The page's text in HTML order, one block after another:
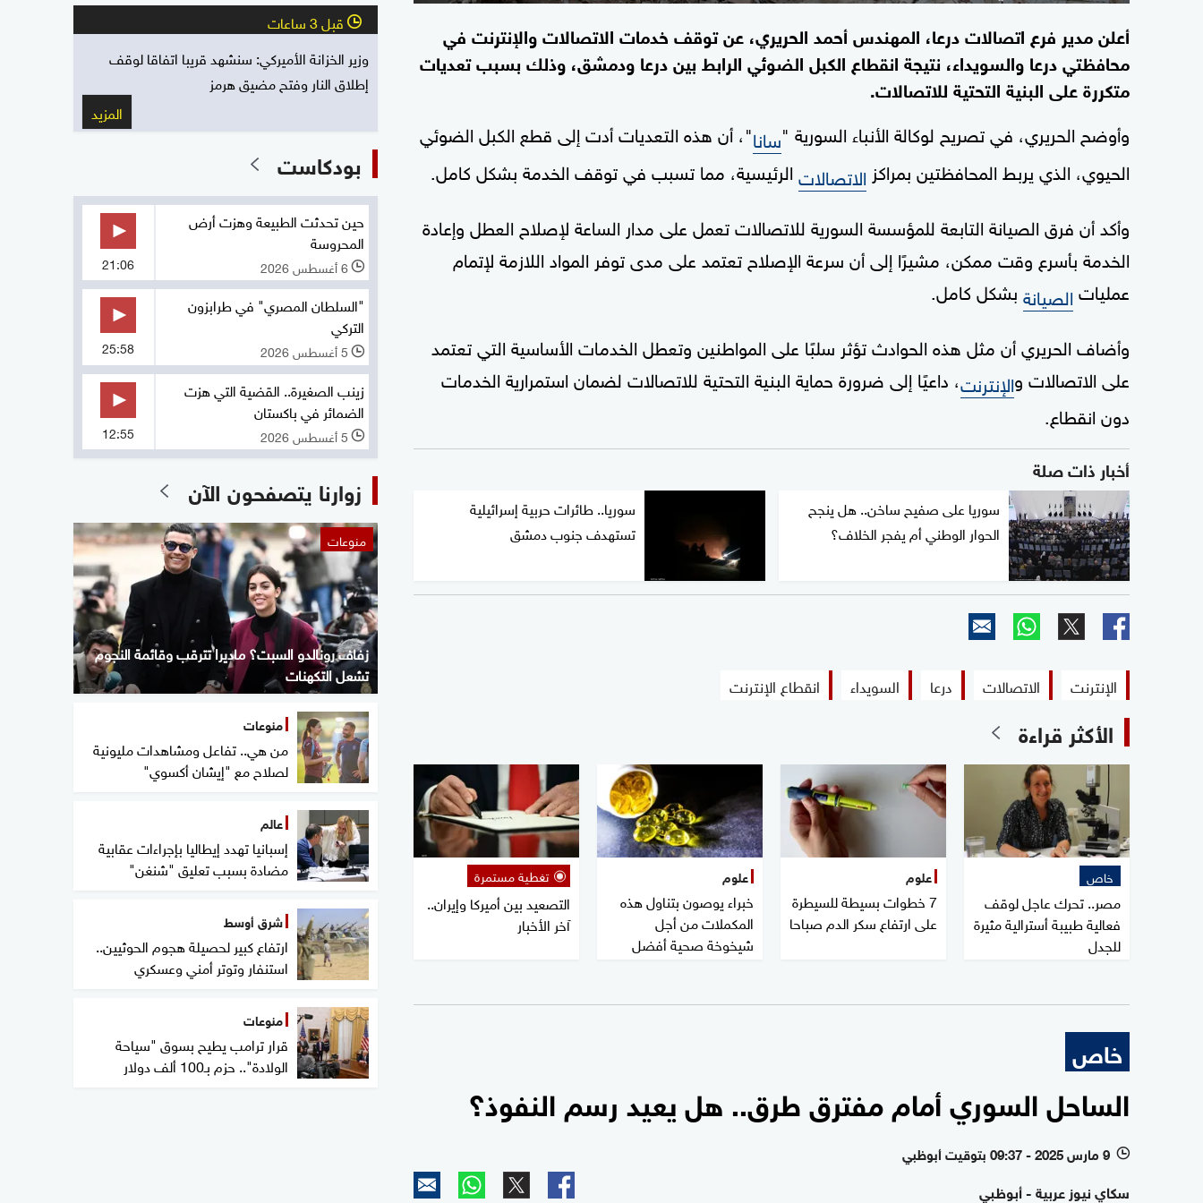
أعلن مدير فرع اتصالات درعا، المهندس أحمد الحريري، عن توقف خدمات الاتصالات والإنترنت في
محافظتي درعا والسويداء، نتيجة انقطاع الكبل الضوئي الرابط بين درعا ودمشق، وذلك بسبب تعديات
متكررة على البنية التحتية للاتصالات.
وأوضح الحريري، في تصريح لوكالة الأنباء السورية "سانا"، أن هذه التعديات أدت إلى قطع الكبل الضوئي
الحيوي، الذي يربط المحافظتين بمراكز الاتصالات الرئيسية، مما تسبب في توقف الخدمة بشكل كامل.
وأكد أن فرق الصيانة التابعة للمؤسسة السورية للاتصالات تعمل على مدار الساعة لإصلاح العطل وإعادة
الخدمة بأسرع وقت ممكن، مشيرًا إلى أن سرعة الإصلاح تعتمد على مدى توفر المواد اللازمة لإتمام
عمليات الصيانة بشكل كامل.
وأضاف الحريري أن مثل هذه الحوادث تؤثر سلبًا على المواطنين وتعطل الخدمات الأساسية التي تعتمد
على الاتصالات والإنترنت، داعيًا إلى ضرورة حماية البنية التحتية للاتصالات لضمان استمرارية الخدمات
دون انقطاع.
أخبار ذات صلة
سوريا على صفيح ساخن.. هل ينجح
الحوار الوطني أم يفجر الخلاف؟
سوريا.. طائرات حربية إسرائيلية
تستهدف جنوب دمشق
الإنترنت الاتصالات درعا السويداء انقطاع الإنترنت
الأكثر قراءة
خاص
مصر.. تحرك عاجل لوقف
فعالية طبيبة أسترالية مثيرة
للجدل
علوم
7 خطوات بسيطة للسيطرة
على ارتفاع سكر الدم صباحا
علوم
خبراء يوصون بتناول هذه
المكملات من أجل
شيخوخة صحية أفضل
تغطية مستمرة
التصعيد بين أميركا وإيران..
آخر الأخبار
خاص
الساحل السوري أمام مفترق طرق.. هل يعيد رسم النفوذ؟
l 9 مارس 2025 - 09:37 بتوقيت أبوظبي
سكاي نيوز عربية - أبوظبي
l قبل 3 ساعات
وزير الخزانة الأميركي: سنشهد قريبا اتفاقا لوقف
إطلاق النار وفتح مضيق هرمز
المزيد
بودكاست
حين تحدثت الطبيعة وهزت أرض
المحروسة
l 6 أغسطس 2026 21:06
"السلطان المصري" في طرابزون
التركي
l 5 أغسطس 2026 25:58
زينب الصغيرة.. القضية التي هزت
الضمائر في باكستان
l 5 أغسطس 2026 12:55
زوارنا يتصفحون الآن
منوعات
زفاف رونالدو السبت؟ ماديرا تترقب وقائمة النجوم
تشعل التكهنات
منوعات
من هي.. تفاعل ومشاهدات مليونية
لصلاح مع "إيشان أكسوي"
عالم
إسبانيا تهدد إيطاليا بإجراءات عقابية
مضادة بسبب تعليق "شنغن"
شرق أوسط
ارتفاع كبير لحصيلة هجوم الحوثيين..
استنفار وتوتر أمني وعسكري
منوعات
قرار ترامب يطيح بسوق "سياحة
الولادة".. حزم بـ100 ألف دولار